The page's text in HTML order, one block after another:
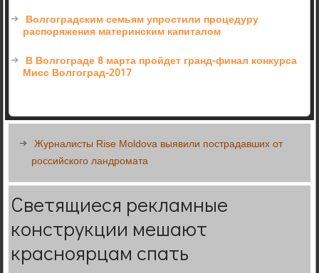
Волгоградским семьям упростили процедуру
распоряжения материнским капиталом
В Волгограде 8 марта пройдет гранд-финал конкурса
Мисс Волгоград-2017
Журналисты Rise Moldova выявили пострадавших от
российского ландромата
Светящиеся рекламные
конструкции мешают
красноярцам спать